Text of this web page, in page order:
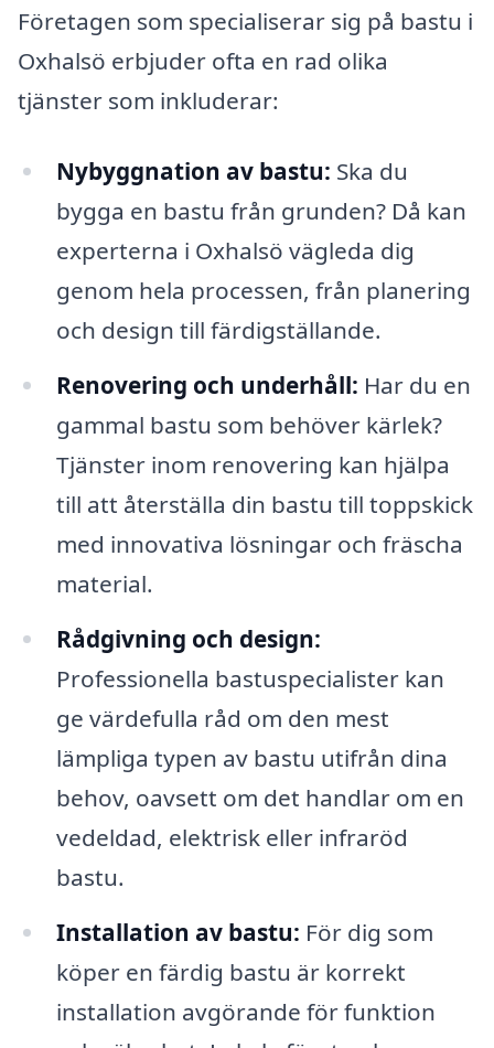
Företagen som specialiserar sig på bastu i
Oxhalsö erbjuder ofta en rad olika
tjänster som inkluderar:
Nybyggnation av bastu: Ska du
bygga en bastu från grunden? Då kan
experterna i Oxhalsö vägleda dig
genom hela processen, från planering
och design till färdigställande.
Renovering och underhåll: Har du en
gammal bastu som behöver kärlek?
Tjänster inom renovering kan hjälpa
till att återställa din bastu till toppskick
med innovativa lösningar och fräscha
material.
Rådgivning och design:
Professionella bastuspecialister kan
ge värdefulla råd om den mest
lämpliga typen av bastu utifrån dina
behov, oavsett om det handlar om en
vedeldad, elektrisk eller infraröd
bastu.
Installation av bastu: För dig som
köper en färdig bastu är korrekt
installation avgörande för funktion